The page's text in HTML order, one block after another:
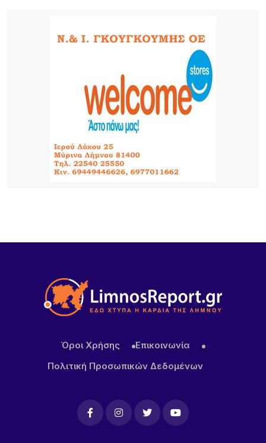
συνεργασίες και διακρίσεις
«Όταν η Αγάπη Πλημμυρίζει την Πόλη»: Συναυλία
ελπίδας, πίστης και προσφοράς από την Ιερά
Μητρόπολη Λήμνου
22 ΏΡΕΣ ΠΡΙΝ
Εθελοντές ένωσαν τις δυνάμεις τους για μια
καθαρότερη Αγία Βαρβάρα στη Λήμνο
Όροι Χρήσης
Επικοινωνία
Πολιτική Προσωπικών Δεδομένων